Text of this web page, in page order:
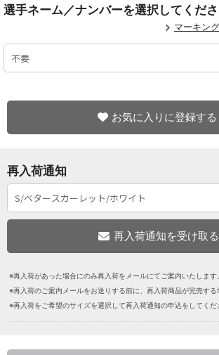
選手ネーム／ナンバーを選択してくだ
マーキン
お気に入りに登録する
再入荷通知
※再入荷があった場合にのみ再入荷をメールにてご案内いたします。
※再入荷のご案内メールをお送りする前に、再入荷商品が完売する
※再入荷をご希望のサイズを選択して再入荷通知の申込をしてくだ